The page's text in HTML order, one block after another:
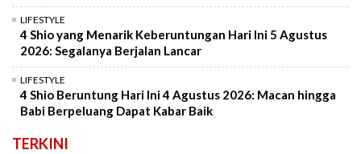
LIFESTYLE
4 Shio yang Menarik Keberuntungan Hari Ini 5 Agustus
2026: Segalanya Berjalan Lancar
LIFESTYLE
4 Shio Beruntung Hari Ini 4 Agustus 2026: Macan hingga
Babi Berpeluang Dapat Kabar Baik
TERKINI